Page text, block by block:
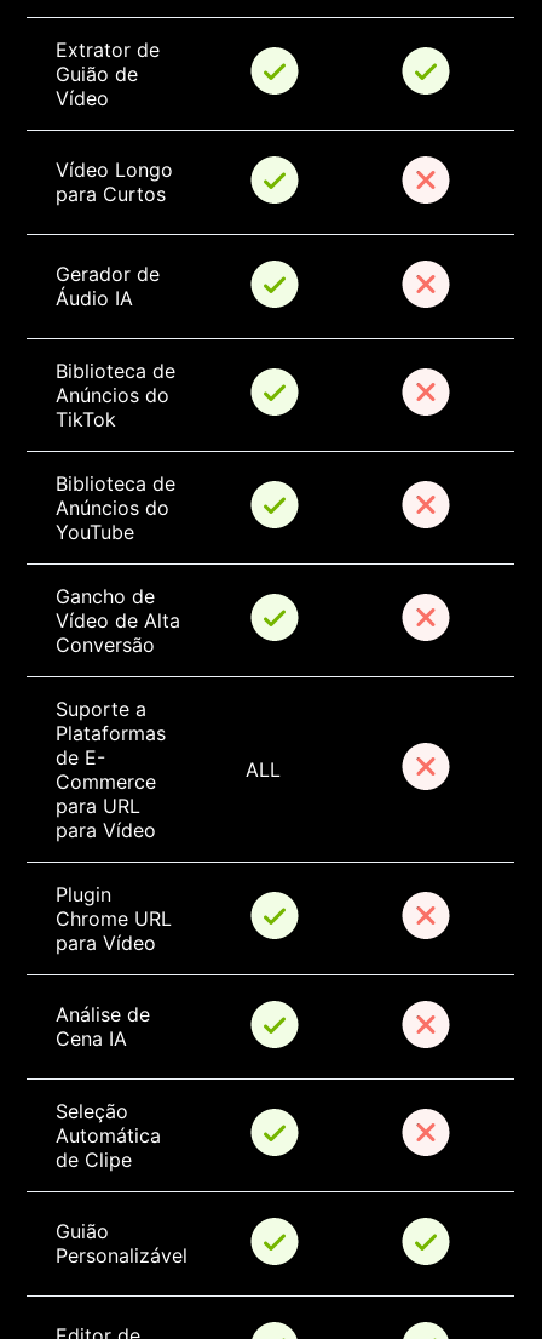
Extrator de
Guião de
Vídeo
Vídeo Longo
para Curtos
Gerador de
Áudio IA
Biblioteca de
Anúncios do
TikTok
Biblioteca de
Anúncios do
YouTube
Gancho de
Vídeo de Alta
Conversão
Suporte a
Plataformas
de E-
Commerce
para URL
para Vídeo
ALL
Plugin
Chrome URL
para Vídeo
Análise de
Cena IA
Seleção
Automática
de Clipe
Guião
Personalizável